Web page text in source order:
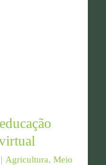
| Agricultura, Meio